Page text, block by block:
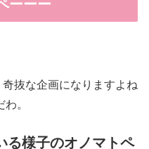
ーーー
抜な企画になりますよね
。
様子のオノマトペ